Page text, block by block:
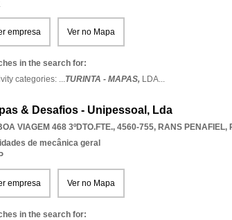
empresa Ver no Mapa
in the search for:
categories: ...TURINTA - MAPAS, LDA...
& Desafios - Unipessoal, Lda
VIAGEM 468 3ºDTO.FTE., 4560-755, RANS PENAFIEL,
de mecânica geral
empresa Ver no Mapa
in the search for: